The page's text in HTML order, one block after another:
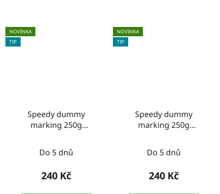
NOVINKA
TIP
Speedy dummy
marking 250g
Do 5 dnů
240 Kč
NOVINKA
TIP
Speedy dummy
marking 250g
Do 5 dnů
240 Kč